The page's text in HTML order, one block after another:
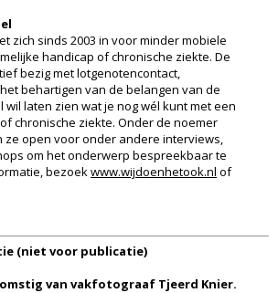
zich sinds 2003 in voor minder mobiele
handicap of chronische ziekte. De
bezig met lotgenotencontact,
behartigen van de belangen van de
laten zien wat je nog wél kunt met een
chronische ziekte. Onder de noemer
open voor onder andere interviews,
om het onderwerp bespreekbaar te
bezoekwww.wijdoenhetook.nl of
(niet voor publicatie)
van vakfotograaf Tjeerd Knier.